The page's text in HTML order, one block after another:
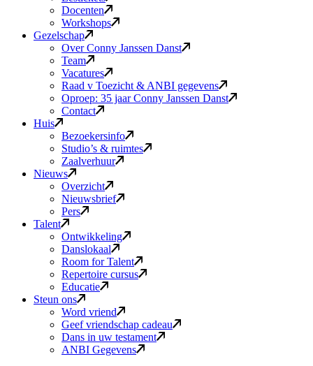
Docenten
Workshops
Gezelschap
Over Conny Janssen Danst
Team
Vacatures
Raad v Toezicht & ANBI gegevens
Oproep: 35 jaar Conny Janssen Danst
Contact
Huis
Bezoekersinfo
Studio’s & ruimtes
Zaalverhuur
Nieuws
Overzicht
Nieuwsbrief
Pers
Talent
Ontwikkeling
Danslokaal
Room for Talent
Repertoire cursus
Educatie
Steun ons
Word vriend
Geef vriendschap cadeau
Dans in uw testament
ANBI Gegevens